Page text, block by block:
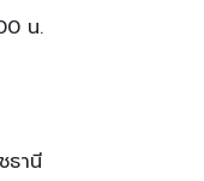
น.
ธานี